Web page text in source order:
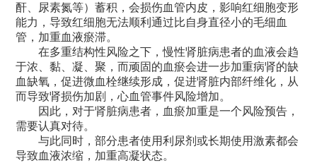
酐、尿素氮等）蓄积，会损伤血管内皮，影响红细胞变形
能力，导致红细胞无法顺利通过比自身直径小的毛细血
管，加重血液瘀滞。
在多重结构性风险之下，慢性肾脏病患者的血液会趋
于浓、黏、凝、聚，而顽固的血瘀会进一步加重病肾的缺
血缺氧，促进微血栓继续形成，促进肾脏内部纤维化，从
而导致肾损伤加剧，心血管事件风险增加。
因此，对于肾脏病患者，血瘀加重是一个风险预告，
需要认真对待。
与此同时，部分患者使用利尿剂或长期使用激素都会
导致血液浓缩，加重高凝状态。